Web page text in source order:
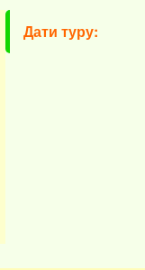
Дати туру: